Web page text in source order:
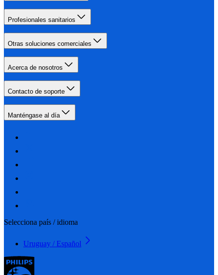
Profesionales sanitarios
Otras soluciones comerciales
Acerca de nosotros
Contacto de soporte
Manténgase al día
Selecciona país / idioma
Uruguay / Español